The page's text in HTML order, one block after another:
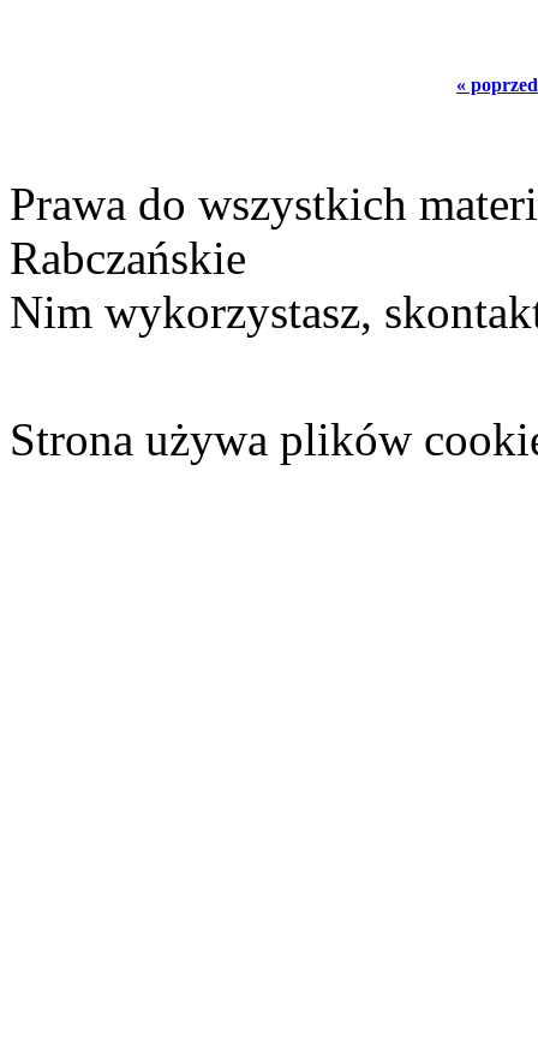
«
Prawa do wszystkich
Rabczańskie
Nim wykorzystasz,
Strona używa plików